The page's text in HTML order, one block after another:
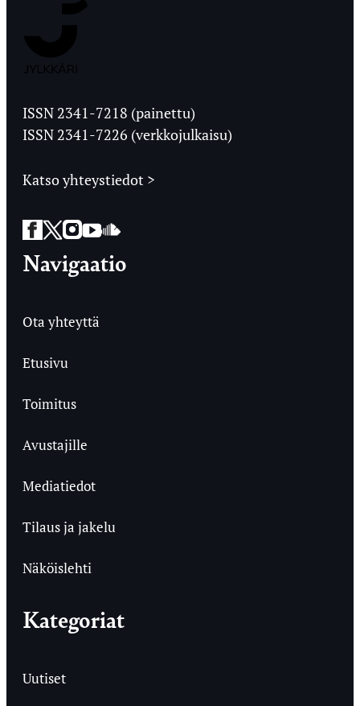
Ylioppilaslehti
ISSN 2341-7218 (painettu)
ISSN 2341-7226 (verkkojulkaisu)
Katso yhteystiedot >
Facebook
Twitter
Instagram
YouTube
SoundCloud
Navigaatio
Ota yhteyttä
Etusivu
Toimitus
Avustajille
Mediatiedot
Tilaus ja jakelu
Näköislehti
Kategoriat
Uutiset